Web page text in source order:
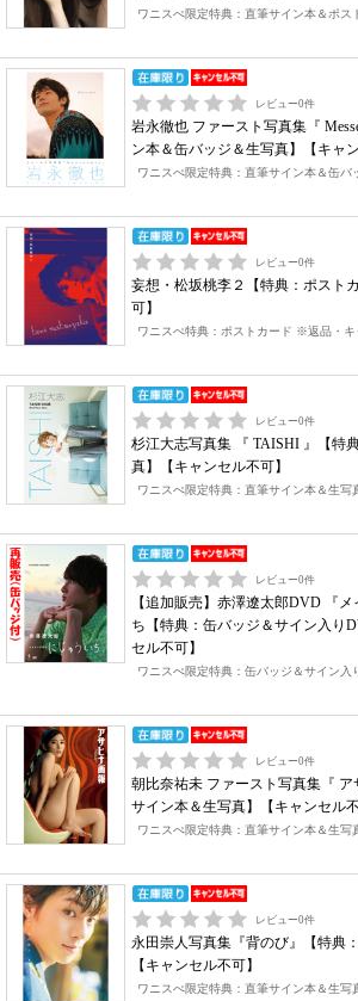
ワニスぺ限定特典：直筆サイン本＆ポス
レビュー0件
岩永徹也 ファースト写真集『
ン本＆缶バッジ＆生写真】【キャ
ワニスぺ限定特典：直筆サイン本＆缶バ
レビュー0件
妄想・松坂桃李２【特典：ポスト
可】
ワニスぺ特典：ポストカード ※返品・キ
レビュー0件
杉江大志写真集 『 TAISHI 』【特
真】【キャンセル不可】
ワニスぺ限定特典：直筆サイン本＆生写
レビュー0件
【追加販売】赤澤遼太郎DVD 『
ち【特典：缶バッジ＆サイン入り
セル不可】
ワニスぺ限定特典：缶バッジ＆サイン入
レビュー0件
朝比奈祐未 ファースト写真集『
サイン本＆生写真】【キャンセル不
ワニスぺ限定特典：直筆サイン本＆生写
レビュー0件
永田崇人写真集『背のび』【特典
【キャンセル不可】
ワニスぺ限定特典：直筆サイン本＆生写